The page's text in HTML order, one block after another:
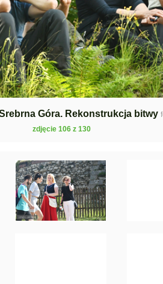
Góra. Rekonstrukcja bitwy
zdjęcie 106 z 130